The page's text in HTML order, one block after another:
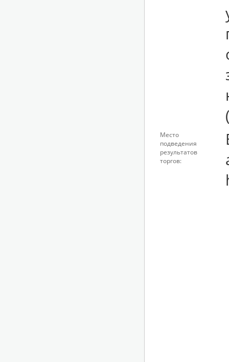
Место
подведения
результатов
торгов: